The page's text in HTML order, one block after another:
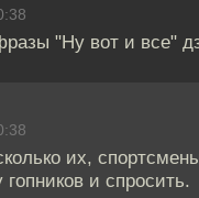
"Ну вот и все"
их,
и спросить.